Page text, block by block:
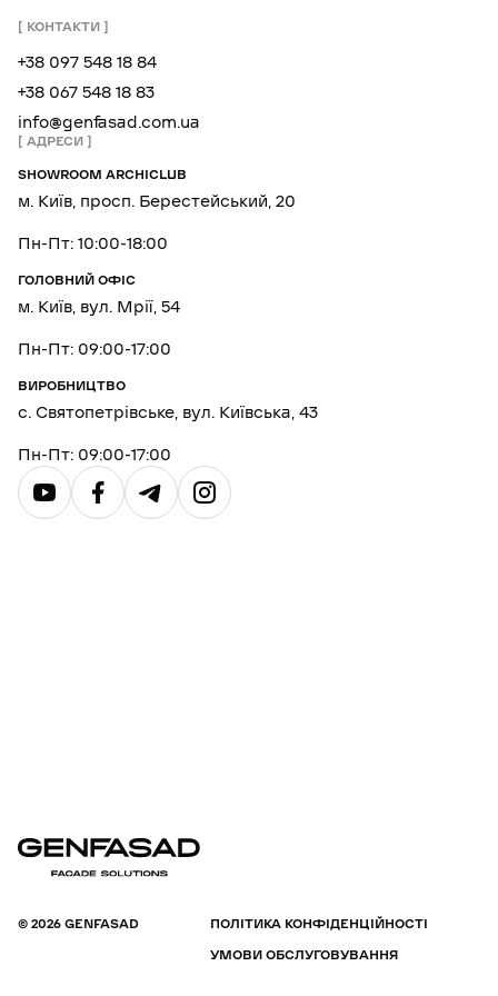
КОНТАКТИ
+38 097 548 18 84
+38 067 548 18 83
info@genfasad.com.ua
АДРЕСИ
SHOWROOM ARCHICLUB
м. Київ, просп. Берестейський, 20
Пн-Пт: 10:00-18:00
ГОЛОВНИЙ ОФІС
м. Київ, вул. Мрії, 54
Пн-Пт: 09:00-17:00
ВИРОБНИЦТВО
с. Святопетрівське, вул. Київська, 43
Пн-Пт: 09:00-17:00
© 2026 GENFASAD
ПОЛІТИКА КОНФІДЕНЦІЙНОСТІ
УМОВИ ОБСЛУГОВУВАННЯ